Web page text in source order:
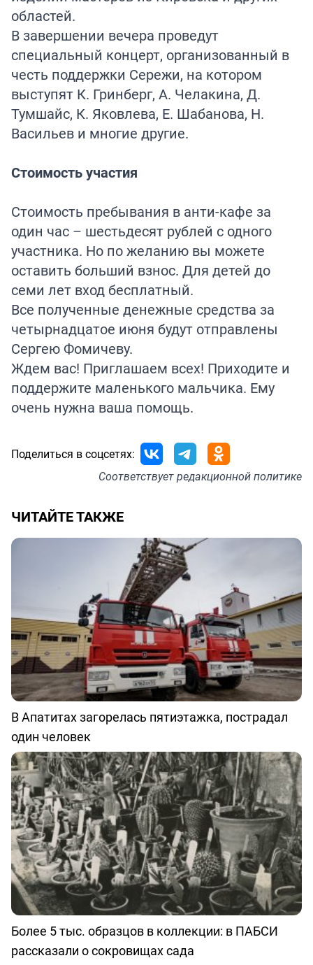
областей.
В завершении вечера проведут
специальный концерт, организованный в
честь поддержки Сережи, на котором
выступят К. Гринберг, А. Челакина, Д.
Тумшайс, К. Яковлева, Е. Шабанова, Н.
Васильев и многие другие.
Стоимость участия
Стоимость пребывания в анти-кафе за
один час – шестьдесят рублей с одного
участника. Но по желанию вы можете
оставить больший взнос. Для детей до
семи лет вход бесплатный.
Все полученные денежные средства за
четырнадцатое июня будут отправлены
Сергею Фомичеву.
Ждем вас! Приглашаем всех! Приходите и
поддержите маленького мальчика. Ему
очень нужна ваша помощь.
Поделиться в соцсетях:
Соответствуетредакционной политике
ЧИТАЙТЕ ТАКЖЕ
В Апатитах загорелась пятиэтажка, пострадал
один человек
Более 5 тыс. образцов в коллекции: в ПАБСИ
рассказали о сокровищах сада